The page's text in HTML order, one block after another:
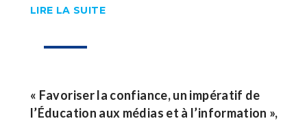
LIRE LA SUITE
24
« Favoriser la confiance, un impératif de
l’Éducation aux médias et à l’information »,